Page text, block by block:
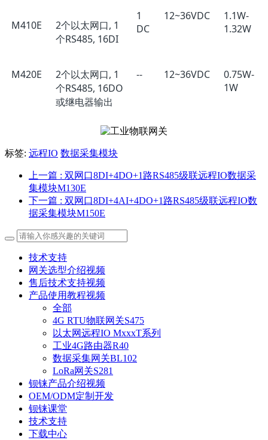
M410E
2个以太网口, 1
个RS485, 16DI
1
DC
12~36VDC
1.1W-
1.32W
M420E
2个以太网口, 1
个RS485, 16DO
或继电器输出
-- 12~36VDC
0.75W-
1W
标签: 远程IO 数据采集模块
上一篇 : 双网口8DI+4DO+1路RS485级联远程IO数据采
集模块M130E
下一篇 : 双网口8DI+4AI+4DO+1路RS485级联远程IO数
据采集模块M150E
技术支持
网关选型介绍视频
售后技术支持视频
产品使用教程视频
全部
4G RTU物联网关S475
以太网远程IO MxxxT系列
工业4G路由器R40
数据采集网关BL102
LoRa网关S281
钡铼产品介绍视频
OEM/ODM定制开发
钡铼课堂
技术支持
下载中心